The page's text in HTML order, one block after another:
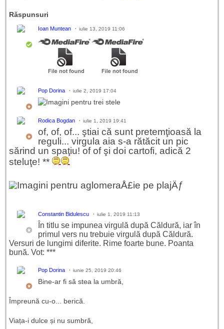
Răspunsuri
Ioan Muntean iulie 13, 2019 11:06
Pop Dorina iulie 2, 2019 17:04
Rodica Bogdan iulie 1, 2019 19:41
of, of, of... ştiai că sunt pretemţioasă la
reguli... virgula aia s-a rătăcit un pic
sărind un spaţiu! of of şi doi cartofi, adică 2
steluţe! **
Constantin Bidulescu iulie 1, 2019 11:13
În titlu se impunea virgulă după Căldură, iar în
primul vers nu trebuie virgulă după Căldură.
Versuri de lungimi diferite. Rime foarte bune. Poanta
bună. Vot: ***
Pop Dorina iunie 25, 2019 20:46
Bine-ar fi să stea la umbră,
Împreună cu-o... berică.
Viața-i dulce și nu sumbră,